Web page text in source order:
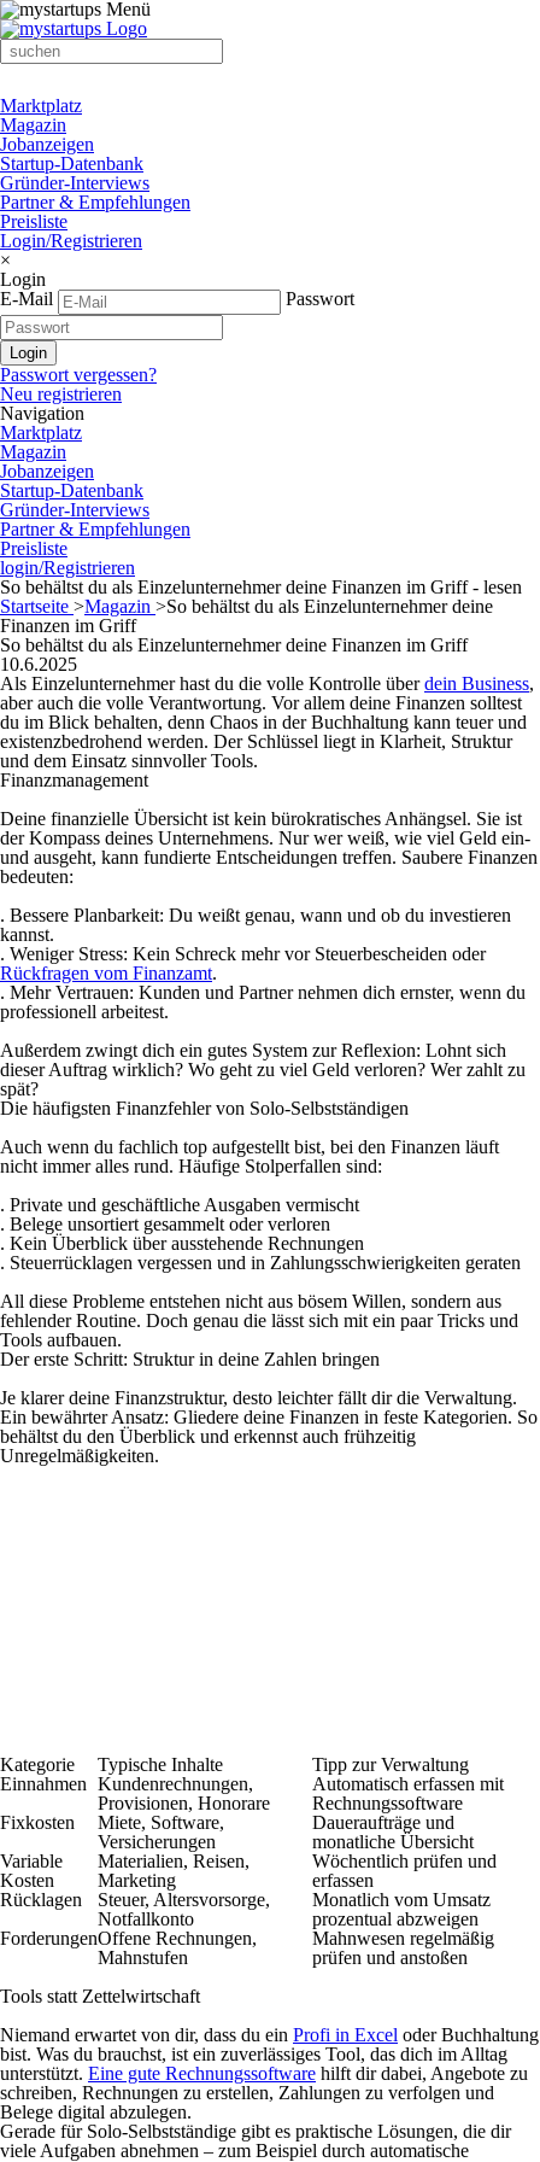
Marktplatz
Magazin
Jobanzeigen
Startup-Datenbank
Gründer-Interviews
Partner & Empfehlungen
Preisliste
Login/Registrieren
×
Login
E-Mail
Passwort
Passwort vergessen?
Neu registrieren
Navigation
Marktplatz
Magazin
Jobanzeigen
Startup-Datenbank
Gründer-Interviews
Partner & Empfehlungen
Preisliste
login/Registrieren
So behältst du als Einzelunternehmer deine Finanzen im Griff - lesen
Startseite >Magazin >So behältst du als Einzelunternehmer deine
Finanzen im Griff
So behältst du als Einzelunternehmer deine Finanzen im Griff
10.6.2025
Als Einzelunternehmer hast du die volle Kontrolle überdein Business,
aber auch die volle Verantwortung. Vor allem deine Finanzen solltest
du im Blick behalten, denn Chaos in der Buchhaltung kann teuer und
existenzbedrohend werden. Der Schlüssel liegt in Klarheit, Struktur
und dem Einsatz sinnvoller Tools.
Finanzmanagement
Deine finanzielle Übersicht ist kein bürokratisches Anhängsel. Sie ist
der Kompass deines Unternehmens. Nur wer weiß, wie viel Geld ein-
und ausgeht, kann fundierte Entscheidungen treffen. Saubere Finanzen
bedeuten:
. Bessere Planbarkeit: Du weißt genau, wann und ob du investieren
kannst.
. Weniger Stress: Kein Schreck mehr vor Steuerbescheiden oder
Rückfragen vom Finanzamt.
. Mehr Vertrauen: Kunden und Partner nehmen dich ernster, wenn du
professionell arbeitest.
Außerdem zwingt dich ein gutes System zur Reflexion: Lohnt sich
dieser Auftrag wirklich? Wo geht zu viel Geld verloren? Wer zahlt zu
spät?
Die häufigsten Finanzfehler von Solo-Selbstständigen
Auch wenn du fachlich top aufgestellt bist, bei den Finanzen läuft
nicht immer alles rund. Häufige Stolperfallen sind:
. Private und geschäftliche Ausgaben vermischt
. Belege unsortiert gesammelt oder verloren
. Kein Überblick über ausstehende Rechnungen
. Steuerrücklagen vergessen und in Zahlungsschwierigkeiten geraten
All diese Probleme entstehen nicht aus bösem Willen, sondern aus
fehlender Routine. Doch genau die lässt sich mit ein paar Tricks und
Tools aufbauen.
Der erste Schritt: Struktur in deine Zahlen bringen
Je klarer deine Finanzstruktur, desto leichter fällt dir die Verwaltung.
Ein bewährter Ansatz: Gliedere deine Finanzen in feste Kategorien. So
behältst du den Überblick und erkennst auch frühzeitig
Unregelmäßigkeiten.
Kategorie Typische Inhalte
Tipp zur Verwaltung
Einnahmen Kundenrechnungen,
Provisionen, Honorare
Automatisch erfassen mit
Rechnungssoftware
Fixkosten
Miete, Software,
Versicherungen
Daueraufträge und
monatliche Übersicht
Variable
Kosten
Materialien, Reisen,
Marketing
Wöchentlich prüfen und
erfassen
Rücklagen
Steuer, Altersvorsorge,
Notfallkonto
Monatlich vom Umsatz
prozentual abzweigen
ForderungenOffene Rechnungen,
Mahnstufen
Mahnwesen regelmäßig
prüfen und anstoßen
Tools statt Zettelwirtschaft
Niemand erwartet von dir, dass du ein Profi in Excel oder Buchhaltung
bist. Was du brauchst, ist ein zuverlässiges Tool, das dich im Alltag
unterstützt. Eine gute Rechnungssoftware hilft dir dabei, Angebote zu
schreiben, Rechnungen zu erstellen, Zahlungen zu verfolgen und
Belege digital abzulegen.
Gerade für Solo-Selbstständige gibt es praktische Lösungen, die dir
viele Aufgaben abnehmen – zum Beispiel durch automatische